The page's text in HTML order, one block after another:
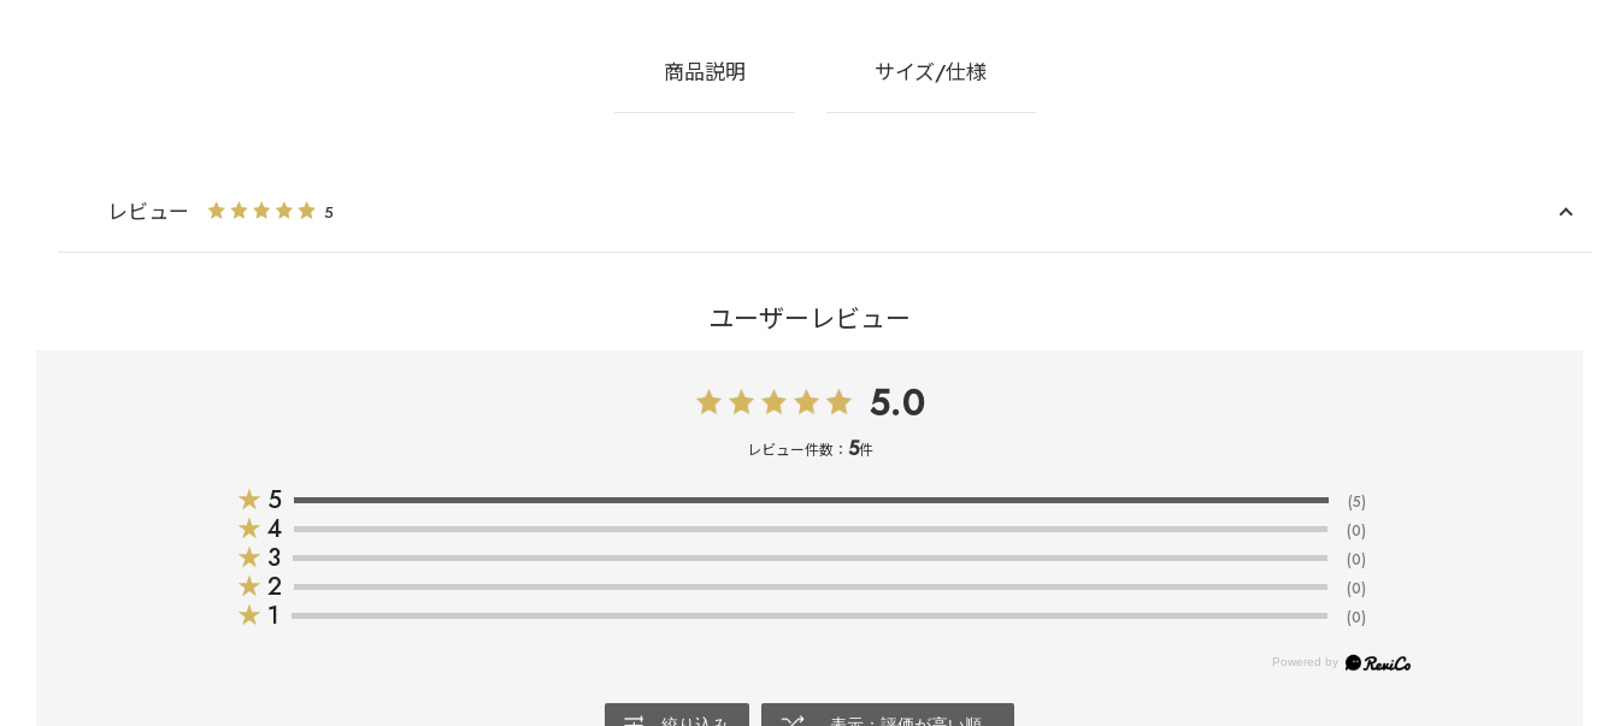
商品説明 サイズ/仕様
レビュー 5
ユーザーレビュー
5.0
レビュー件数： 5件
★ 5 (5)
★ 4 (0)
★ 3 (0)
★ 2 (0)
★ 1 (0)